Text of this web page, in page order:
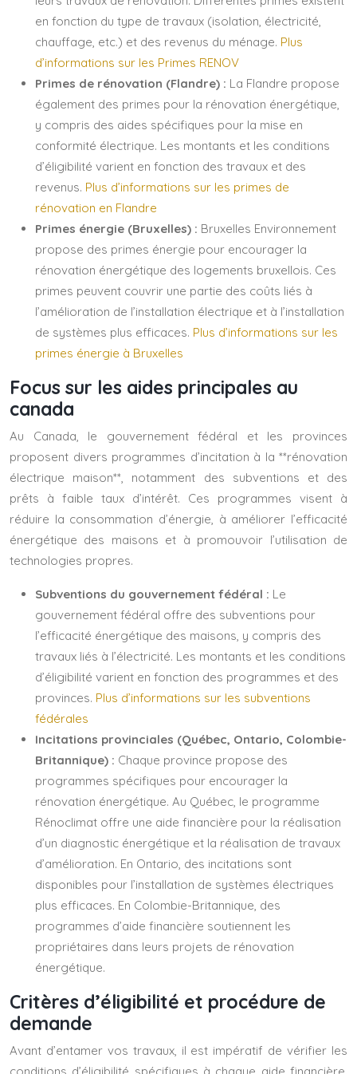
en fonction du type de travaux (isolation, électricité,
chauffage, etc.) et des revenus du ménage. Plus
d’informations sur les Primes RENOV
Primes de rénovation (Flandre) : La Flandre propose
également des primes pour la rénovation énergétique,
y compris des aides spécifiques pour la mise en
conformité électrique. Les montants et les conditions
d’éligibilité varient en fonction des travaux et des
revenus. Plus d’informations sur les primes de
rénovation en Flandre
Primes énergie (Bruxelles) : Bruxelles Environnement
propose des primes énergie pour encourager la
rénovation énergétique des logements bruxellois. Ces
primes peuvent couvrir une partie des coûts liés à
l’amélioration de l’installation électrique et à l’installation
de systèmes plus efficaces. Plus d’informations sur les
primes énergie à Bruxelles
Focus sur les aides principales au
canada
Au Canada, le gouvernement fédéral et les provinces
proposent divers programmes d’incitation à la **rénovation
électrique maison**, notamment des subventions et des
prêts à faible taux d’intérêt. Ces programmes visent à
réduire la consommation d’énergie, à améliorer l’efficacité
énergétique des maisons et à promouvoir l’utilisation de
technologies propres.
Subventions du gouvernement fédéral : Le
gouvernement fédéral offre des subventions pour
l’efficacité énergétique des maisons, y compris des
travaux liés à l’électricité. Les montants et les conditions
d’éligibilité varient en fonction des programmes et des
provinces. Plus d’informations sur les subventions
fédérales
Incitations provinciales (Québec, Ontario, Colombie-
Britannique) : Chaque province propose des
programmes spécifiques pour encourager la
rénovation énergétique. Au Québec, le programme
Rénoclimat offre une aide financière pour la réalisation
d’un diagnostic énergétique et la réalisation de travaux
d’amélioration. En Ontario, des incitations sont
disponibles pour l’installation de systèmes électriques
plus efficaces. En Colombie-Britannique, des
programmes d’aide financière soutiennent les
propriétaires dans leurs projets de rénovation
énergétique.
Critères d’éligibilité et procédure de
demande
Avant d’entamer vos travaux, il est impératif de vérifier les